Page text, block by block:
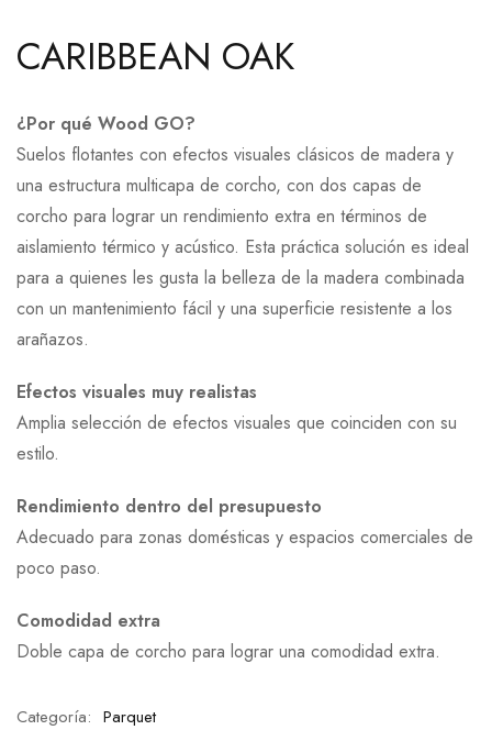
CARIBBEAN OAK
¿Por qué Wood GO?
Suelos flotantes con efectos visuales clásicos de madera y
una estructura multicapa de corcho, con dos capas de
corcho para lograr un rendimiento extra en términos de
aislamiento térmico y acústico. Esta práctica solución es ideal
para a quienes les gusta la belleza de la madera combinada
con un mantenimiento fácil y una superficie resistente a los
arañazos.
Efectos visuales muy realistas
Amplia selección de efectos visuales que coinciden con su
estilo.
Rendimiento dentro del presupuesto
Adecuado para zonas domésticas y espacios comerciales de
poco paso.
Comodidad extra
Doble capa de corcho para lograr una comodidad extra.
Categoría: Parquet